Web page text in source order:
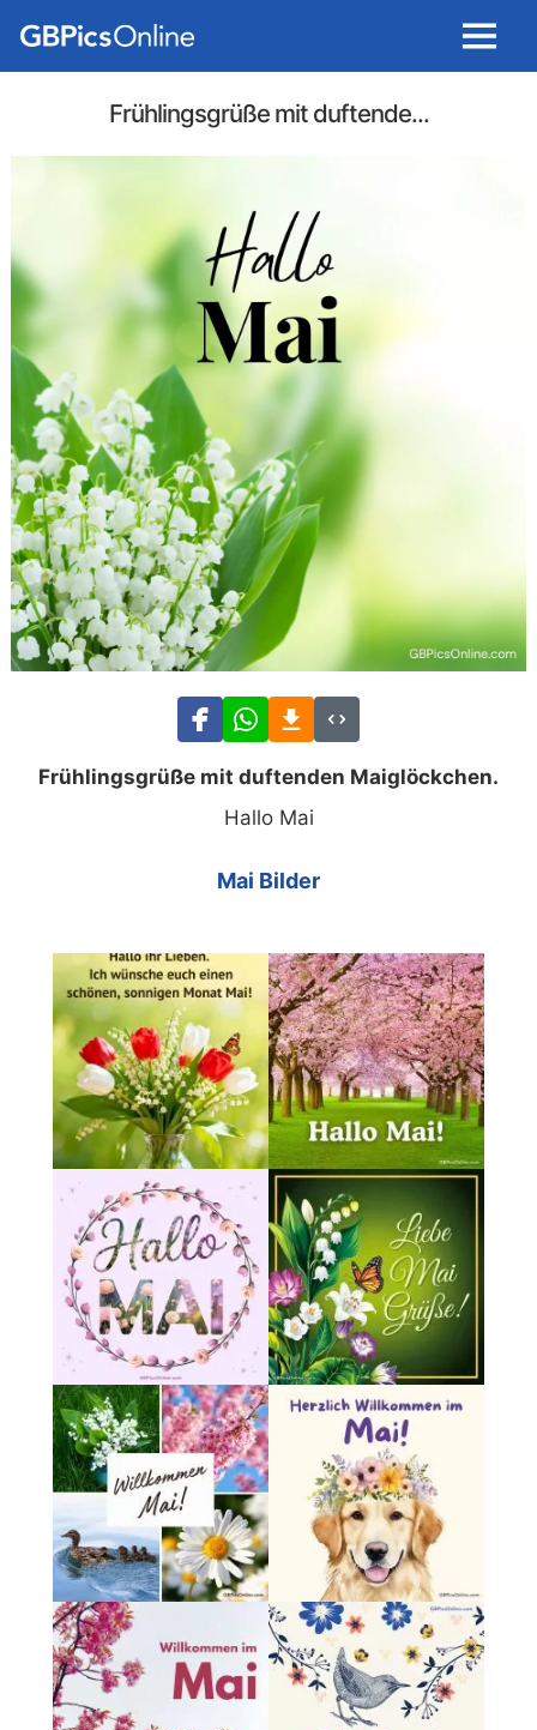
Menu
Frühlingsgrüße mit duftende...
Frühlingsgrüße mit duftenden Maiglöckchen.
Hallo Mai
Mai Bilder